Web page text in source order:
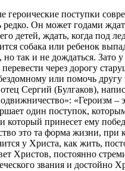
героические поступки
редко. Он может годами
детей, ждать, когда под
собака или ребенок
так и не дождаться. Зато у
через дорогу
или помочь другу
Сергий (Булгаков),
«Героизм –
один поступок,
который принесет ему
это та форма жизни, при
у Христа, как жить,
Христов, постоянно
звания и достойно